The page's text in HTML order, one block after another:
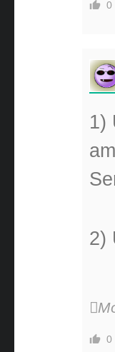
0
1)
2)
0